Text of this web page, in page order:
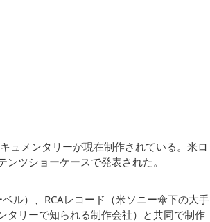
ュメンタリーが現在制作されている。米ロ
ツショーケースで発表された。
ル）、RCAレコード（米ソニー傘下の大手
タリーで知られる制作会社）と共同で制作